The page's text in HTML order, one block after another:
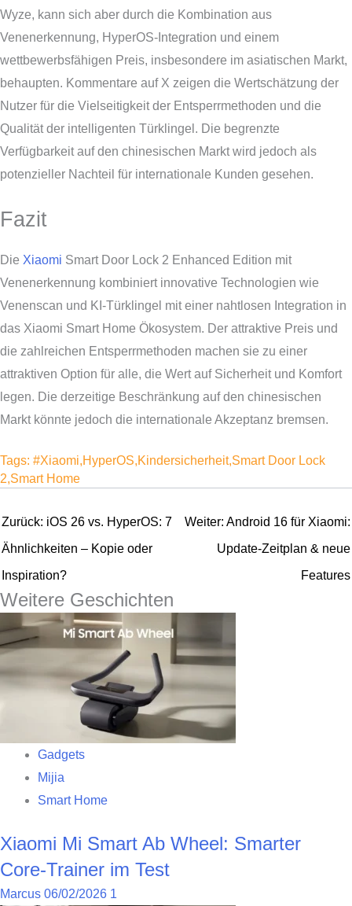
Wyze, kann sich aber durch die Kombination aus
Venenerkennung, HyperOS-Integration und einem
wettbewerbsfähigen Preis, insbesondere im asiatischen Markt,
behaupten. Kommentare auf X zeigen die Wertschätzung der
Nutzer für die Vielseitigkeit der Entsperrmethoden und die
Qualität der intelligenten Türklingel. Die begrenzte
Verfügbarkeit auf den chinesischen Markt wird jedoch als
potenzieller Nachteil für internationale Kunden gesehen.
Fazit
Die Xiaomi Smart Door Lock 2 Enhanced Edition mit
Venenerkennung kombiniert innovative Technologien wie
Venenscan und KI-Türklingel mit einer nahtlosen Integration in
das Xiaomi Smart Home Ökosystem. Der attraktive Preis und
die zahlreichen Entsperrmethoden machen sie zu einer
attraktiven Option für alle, die Wert auf Sicherheit und Komfort
legen. Die derzeitige Beschränkung auf den chinesischen
Markt könnte jedoch die internationale Akzeptanz bremsen.
Tags: #Xiaomi,HyperOS,Kindersicherheit,Smart Door Lock
2,Smart Home
Beitragsnavigation
Zurück: iOS 26 vs. HyperOS: 7
Ähnlichkeiten – Kopie oder
Inspiration?
Weiter: Android 16 für Xiaomi:
Update-Zeitplan & neue
Features
Weitere Geschichten
Gadgets
Mijia
Smart Home
Xiaomi Mi Smart Ab Wheel: Smarter
Core-Trainer im Test
Marcus 06/02/2026 1